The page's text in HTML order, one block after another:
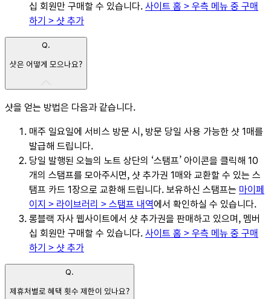
십 회원만 구매할 수 있습니다. 사이트 홈 > 우측 메뉴 중 구매
하기 > 샷 추가
Q.
샷은 어떻게 모으나요?
샷을 얻는 방법은 다음과 같습니다.
매주 일요일에 서비스 방문 시, 방문 당일 사용 가능한 샷 1매를
발급해 드립니다.
당일 발행된 오늘의 노트 상단의 ‘스탬프’ 아이콘을 클릭해 10
개의 스탬프를 모아주시면, 샷 추가권 1매와 교환할 수 있는 스
탬프 카드 1장으로 교환해 드립니다. 보유하신 스탬프는 마이페
이지 > 라이브러리 > 스탬프 내역에서 확인하실 수 있습니다.
롱블랙 자사 웹사이트에서 샷 추가권을 판매하고 있으며, 멤버
십 회원만 구매할 수 있습니다. 사이트 홈 > 우측 메뉴 중 구매
하기 > 샷 추가
Q.
제휴처별로 혜택 횟수 제한이 있나요?